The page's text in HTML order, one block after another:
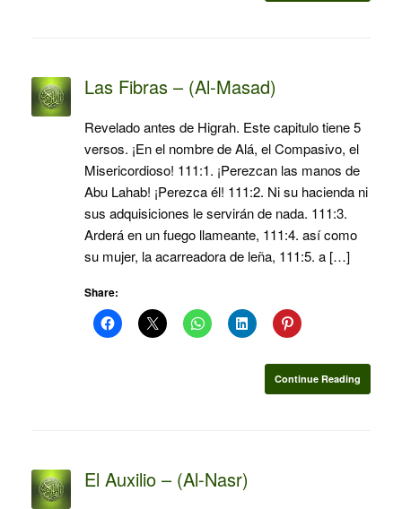
Las Fibras – (Al-Masad)
Revelado antes de Higrah. Este capitulo tiene 5
versos. ¡En el nombre de Alá, el Compasivo, el
Misericordioso! 111:1. ¡Perezcan las manos de
Abu Lahab! ¡Perezca él! 111:2. Ni su hacienda ni
sus adquisiciones le servirán de nada. 111:3.
Arderá en un fuego llameante, 111:4. así como
su mujer, la acarreadora de leña, 111:5. a […]
Share:
Continue Reading
El Auxilio – (Al-Nasr)